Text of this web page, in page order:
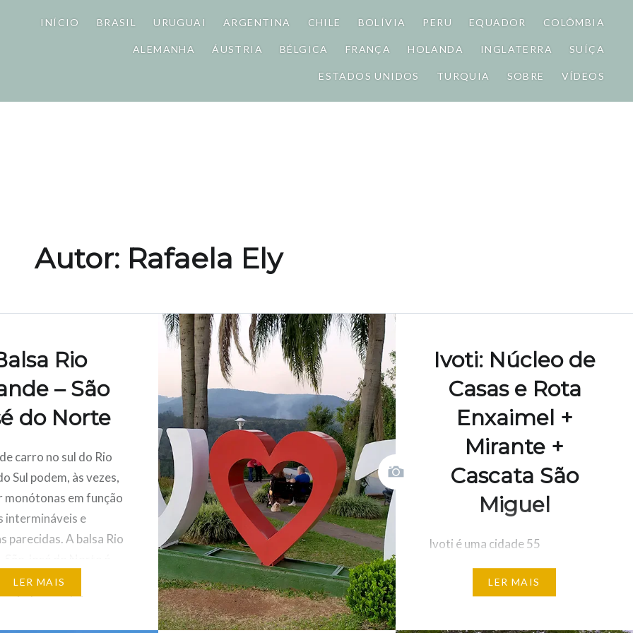
INÍCIO BRASIL URUGUAI ARGENTINA CHILE BOLÍVIA PERU EQUADOR COLÔMBIA
ALEMANHA ÁUSTRIA BÉLGICA FRANÇA HOLANDA INGLATERRA SUÍÇA
ESTADOS UNIDOS TURQUIA SOBRE VÍDEOS
Autor: Rafaela Ely
Rio
– São
do Norte
carro no sul do Rio
Sul podem, às vezes,
monótonas em função
intermináveis e
parecidas. A balsa Rio
para quem quer
no roteiro.
LER MAIS
Ivoti: Núcleo de
Casas e Rota
Enxaimel +
Mirante +
Cascata São
Miguel
Ivoti é uma cidade 55
ainda pouco explorada
LER MAIS